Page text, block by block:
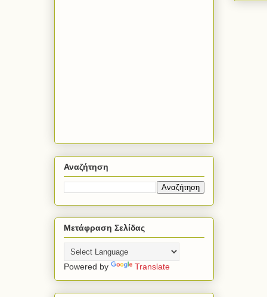
Αναζήτηση
Μετάφραση Σελίδας
Powered by Translate